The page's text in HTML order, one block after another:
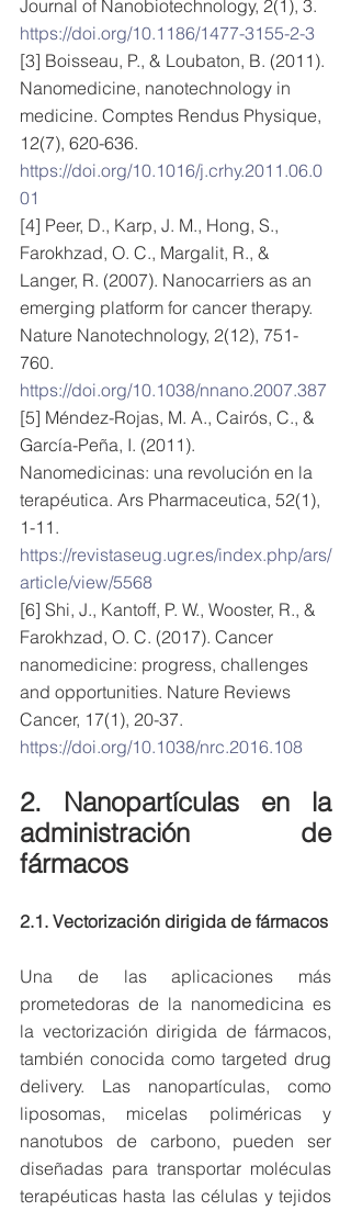
Journal of Nanobiotechnology, 2(1), 3.
https://doi.org/10.1186/1477-3155-2-3
[3] Boisseau, P., & Loubaton, B. (2011).
Nanomedicine, nanotechnology in
medicine. Comptes Rendus Physique,
12(7), 620-636.
https://doi.org/10.1016/j.crhy.2011.06.0
01
[4] Peer, D., Karp, J. M., Hong, S.,
Farokhzad, O. C., Margalit, R., &
Langer, R. (2007). Nanocarriers as an
emerging platform for cancer therapy.
Nature Nanotechnology, 2(12), 751-
760.
https://doi.org/10.1038/nnano.2007.387
[5] Méndez-Rojas, M. A., Cairós, C., &
García-Peña, I. (2011).
Nanomedicinas: una revolución en la
terapéutica. Ars Pharmaceutica, 52(1),
1-11.
https://revistaseug.ugr.es/index.php/ars/
article/view/5568
[6] Shi, J., Kantoff, P. W., Wooster, R., &
Farokhzad, O. C. (2017). Cancer
nanomedicine: progress, challenges
and opportunities. Nature Reviews
Cancer, 17(1), 20-37.
https://doi.org/10.1038/nrc.2016.108
2. Nanopartículas en la
administración de
fármacos
2.1. Vectorización dirigida de fármacos
Una de las aplicaciones más
prometedoras de la nanomedicina es
la vectorización dirigida de fármacos,
también conocida como targeted drug
delivery. Las nanopartículas, como
liposomas, micelas poliméricas y
nanotubos de carbono, pueden ser
diseñadas para transportar moléculas
terapéuticas hasta las células y tejidos